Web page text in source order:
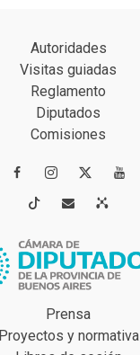
Autoridades
Visitas guiadas
Reglamento
Diputados
Comisiones
 
 
Prensa
Proyectos y normativa